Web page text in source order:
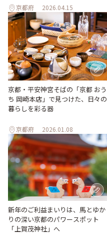
京都府 2026.04.15
京都・平安神宮そばの「京都 おう
ち 岡崎本店」で見つけた、日々の
暮らしを彩る器
京都府 2026.01.08
新年のご利益まいりは、馬とゆか
りの深い京都のパワースポット
「上賀茂神社」へ